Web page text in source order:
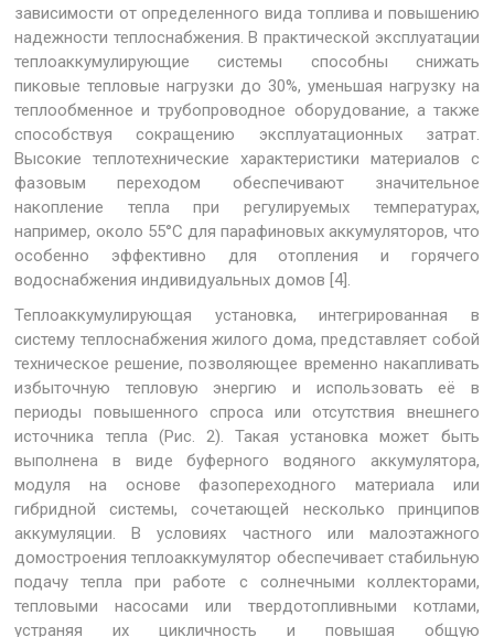
зависимости от определенного вида топлива и повышению
надежности теплоснабжения. В практической эксплуатации
теплоаккумулирующие системы способны снижать
пиковые тепловые нагрузки до 30%, уменьшая нагрузку на
теплообменное и трубопроводное оборудование, а также
способствуя сокращению эксплуатационных затрат.
Высокие теплотехнические характеристики материалов с
фазовым переходом обеспечивают значительное
накопление тепла при регулируемых температурах,
например, около 55°С для парафиновых аккумуляторов, что
особенно эффективно для отопления и горячего
водоснабжения индивидуальных домов [4].
Теплоаккумулирующая установка, интегрированная в
систему теплоснабжения жилого дома, представляет собой
техническое решение, позволяющее временно накапливать
избыточную тепловую энергию и использовать её в
периоды повышенного спроса или отсутствия внешнего
источника тепла (Рис. 2). Такая установка может быть
выполнена в виде буферного водяного аккумулятора,
модуля на основе фазопереходного материала или
гибридной системы, сочетающей несколько принципов
аккумуляции. В условиях частного или малоэтажного
домостроения теплоаккумулятор обеспечивает стабильную
подачу тепла при работе с солнечными коллекторами,
тепловыми насосами или твердотопливными котлами,
устраняя их цикличность и повышая общую